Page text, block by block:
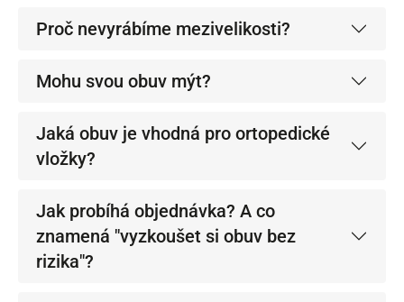
Proč nevyrábíme mezivelikosti?
Mohu svou obuv mýt?
Jaká obuv je vhodná pro ortopedické
vložky?
Jak probíhá objednávka? A co
znamená "vyzkoušet si obuv bez
rizika"?